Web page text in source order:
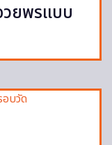
วยพรแบบ